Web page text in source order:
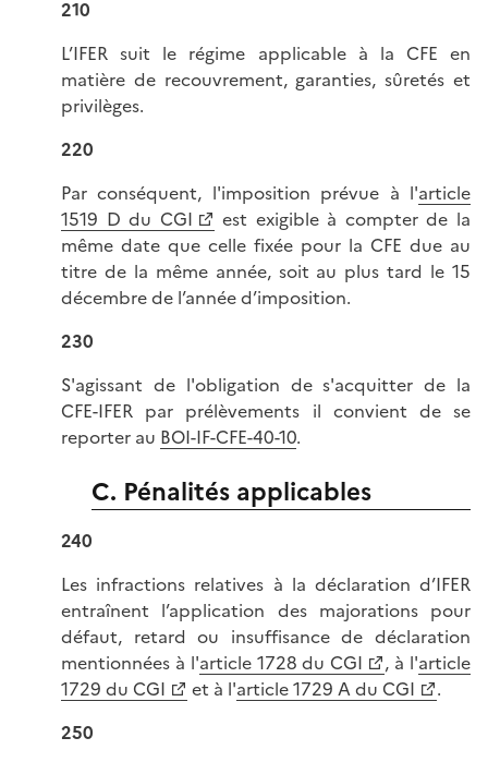
210
L’IFER suit le régime applicable à la CFE en
matière de recouvrement, garanties, sûretés et
privilèges.
220
Par conséquent, l'imposition prévue à l'article
1519 D du CGI
est exigible à compter de la
même date que celle fixée pour la CFE due au
titre de la même année, soit au plus tard le 15
décembre de l’année d’imposition.
230
S'agissant de l'obligation de s'acquitter de la
CFE-IFER par prélèvements il convient de se
reporter au BOI-IF-CFE-40-10.
C. Pénalités applicables
240
Les infractions relatives à la déclaration d’IFER
entraînent l’application des majorations pour
défaut, retard ou insuffisance de déclaration
mentionnées à l'article 1728 du CGI , à l'article
1729 du CGI
et à l'article 1729 A du CGI
.
250